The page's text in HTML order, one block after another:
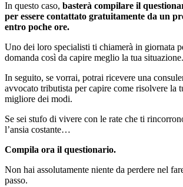
In questo caso, basterà compilare il
per essere contattato gratuitamente da un
entro poche ore.
Uno dei loro specialisti ti chiamerà in giornata
domanda così da capire meglio la tua situazione.
In seguito, se vorrai, potrai ricevere una
avvocato tributista per capire come risolvere la
migliore dei modi.
Se sei stufo di vivere con le rate che ti
l’ansia costante…
Compila ora il questionario.
Non hai assolutamente niente da perdere nel
passo.